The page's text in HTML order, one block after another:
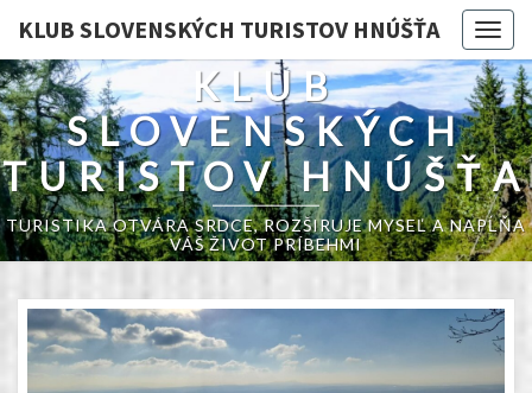
KLUB SLOVENSKÝCH TURISTOV HNÚŠŤA
KLUB
SLOVENSKÝCH
TURISTOV HNÚŠŤA
TURISTIKA OTVÁRA SRDCE, ROZŠIRUJE MYSEĽ A NAPĹŇA
VÁŠ ŽIVOT PRÍBEHMI